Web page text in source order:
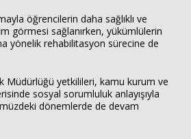
öğrencilerin daha sağlıklı ve
görmesi sağlanırken, yükümlülerin
yönelik rehabilitasyon sürecine de
Müdürlüğü yetkilileri, kamu kurum ve
sosyal sorumluluk anlayışıyla
dönemlerde de devam